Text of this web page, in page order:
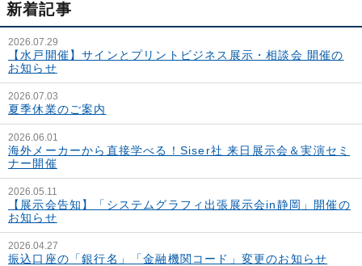
新着記事
2026.07.29
【水戸開催】サインとプリントビジネス展示・相談会 開催の
お知らせ
2026.07.03
夏季休業のご案内
2026.06.01
海外メーカーから直接学べる！Siser社 来日展示会＆実演セミ
ナー開催
2026.05.11
【展示会告知】「システムグラフィ出張展示会in静岡」開催の
お知らせ
2026.04.27
振込口座の「銀行名」「金融機関コード」変更のお知らせ